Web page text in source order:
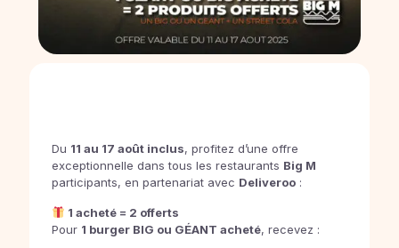
Du 11 au 17 août inclus, profitez d’une offre
exceptionnelle dans tous les restaurants Big M
participants, en partenariat avec Deliveroo :
1 acheté = 2 offerts
Pour 1 burger BIG ou GÉANT acheté, recevez :